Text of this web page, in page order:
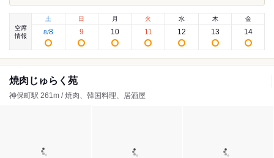
空席
情報
土
8/8
日
9
月
10
火
11
水
12
木
13
金
14
焼肉じゅらく苑
神保町駅 261m / 焼肉、韓国料理、居酒屋